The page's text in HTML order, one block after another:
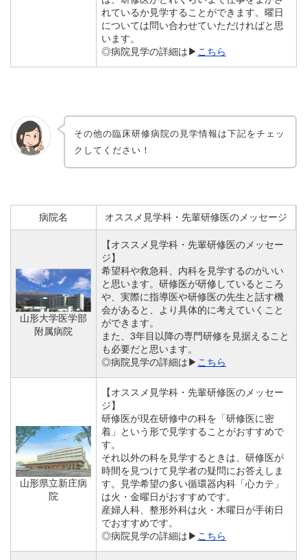
れているか見学することができます。曜日
については問い合わせていただければと思
います。
◎病院見学の詳細は▶ こちら
その他の臨床研修病院の見学情報は下記をチェッ
クしてください！
病院名 オススメ見学科・先輩研修医のメッセージ
山形大学医学部
附属病院
【オススメ見学科・先輩研修医のメッセー
ジ】
希望科や救急科、内科を見学するのがいい
と思います。研修医が研修しているところ
や、実際に指導医や研修医の先生と話す機
会があると、より具体的に考えていくこと
ができます。
また、3年目以降の専門研修を見据えること
も必要だと思います。
◎病院見学の詳細は▶ こちら
山形県立新庄病
院
【オススメ見学科・先輩研修医のメッセー
ジ】
研修医が現在研修中の科を「研修医に密
着」という形で見学することがおすすめで
す。
それ以外の科を見学するときは、研修医が
時間を見つけて見学者の疑問にお答えしま
す。見学希望の多い循環器内科「心カテ」
は火・金曜日がおすすめです。
産婦人科、整形外科は火・木曜日が手術日
でおすすめです。
◎病院見学の詳細は▶ こちら